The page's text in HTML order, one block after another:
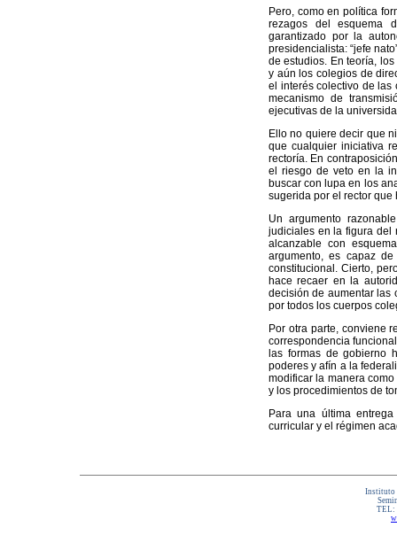
Pero, como en política
rezagos del esquema
garantizado por la
presidencialista: “jefe
de estudios. En teoría,
y aún los colegios de
el interés colectivo de las
mecanismo de
ejecutivas de la
Ello no quiere decir que
que cualquier iniciativa
rectoría. En
el riesgo de veto en la
buscar con lupa en los
sugerida por el rector
Un argumento
judiciales en la figura del
alcanzable con
argumento, es capaz
constitucional. Cierto,
hace recaer en la
decisión de aumentar las
por todos los cuerpos
Por otra parte, conviene
correspondencia
las formas de gobierno
poderes y afín a la
modificar la manera
y los procedimientos de
Para una última
curricular y el régimen
Instituto
TEL: